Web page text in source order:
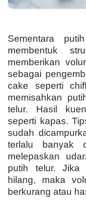
Sementara
membentuk
memberikan
sebagai
cake seperti
memisahkan
telur. Hasil
seperti kapas.
sudah
terlalu banyak
melepaskan
putih telur. Jika
hilang, maka
berkurang atau